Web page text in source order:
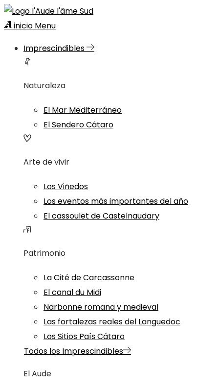
inicio Menu
Imprescindibles
Naturaleza
El Mar Mediterráneo
El Sendero Cátaro
Arte de vivir
Los Viñedos
Los eventos más importantes del año
El cassoulet de Castelnaudary
Patrimonio
La Cité de Carcassonne
El canal du Midi
Narbonne romana y medieval
Las fortalezas reales del Languedoc
Los Sitios País Cátaro
Todos los Imprescindibles
El Aude